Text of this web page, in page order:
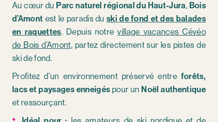
Au cœur du Parc naturel régional du Haut-Jura, Bois
d’Amont est le paradis du ski de fond et des balades
en raquettes. Depuis notrevillage vacances Cévéo
de Bois d’Amont, partez directement sur les pistes de
ski de fond.
Profitez d’un environnement préservé entre forêts,
lacs et paysages enneigés pour un Noël authentique
et ressourçant.